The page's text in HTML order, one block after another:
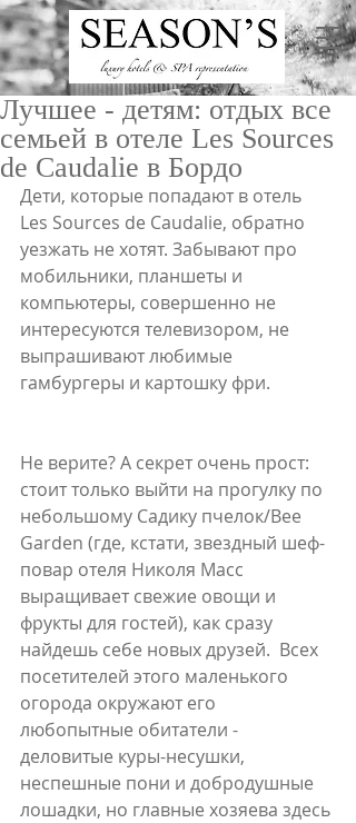
ru/en
Лучшее - детям: отдых все
семьей в отеле Les Sources
de Caudalie в Бордо
Дети, которые попадают в отель
Les Sources de Caudalie, обратно
уезжать не хотят. Забывают про
мобильники, планшеты и
компьютеры, совершенно не
интересуются телевизором, не
выпрашивают любимые
гамбургеры и картошку фри.
Не верите? А секрет очень прост:
стоит только выйти на прогулку по
небольшому Садику пчелок/Bee
Garden (где, кстати, звездный шеф-
повар отеля Николя Масс
выращивает свежие овощи и
фрукты для гостей), как сразу
найдешь себе новых друзей.  Всех
посетителей этого маленького
огорода окружают его
любопытные обитатели -
деловитые куры-несушки,
неспешные пони и добродушные
лошадки, но главные хозяева здесь